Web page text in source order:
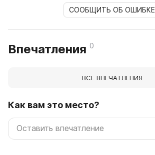
СООБЩИТЬ ОБ ОШИБКЕ
Впечатления 0
ВСЕ ВПЕЧАТЛЕНИЯ
Как вам это место?